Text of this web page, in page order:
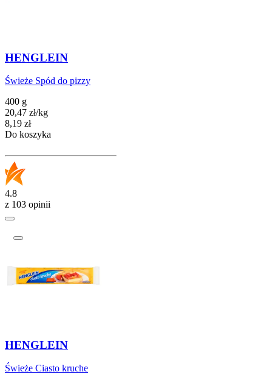
HENGLEIN
Świeże Spód do pizzy
400 g
20,47 zł/kg
Cena
8,19 zł
Do koszyka
4.8
z 103 opinii
HENGLEIN
Świeże Ciasto kruche